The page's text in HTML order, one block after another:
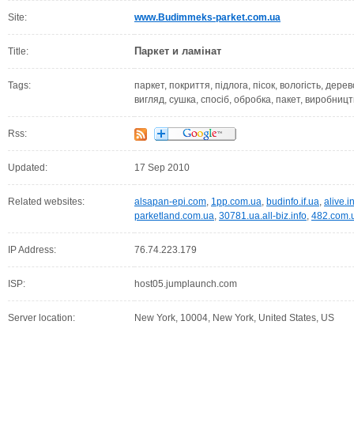
Site: www.Budimmeks-parket.com.ua
Title: Паркет и ламінат
Tags:
паркет, покриття, підлога, пісок, вологість,
вигляд, сушка, спосіб, обробка, пакет,
Rss:
Updated: 17 Sep 2010
Related websites: alsapan-epi.com, 1pp.com.ua, budinfo.if.ua,
parketland.com.ua, 30781.ua.all-biz.info,
IP Address: 76.74.223.179
ISP: host05.jumplaunch.com
Server location: New York, 10004, New York, United States, US